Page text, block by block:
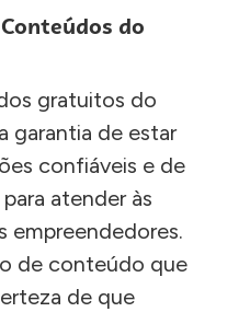
do
gratuitos do
garantia de estar
confiáveis e de
atender às
empreendedores.
de conteúdo que
de que